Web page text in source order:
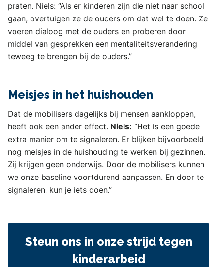
praten. Niels: “Als er kinderen zijn die niet naar school
gaan, overtuigen ze de ouders om dat wel te doen. Ze
voeren dialoog met de ouders en proberen door
middel van gesprekken een mentaliteitsverandering
teweeg te brengen bij de ouders.”
Meisjes in het huishouden
Dat de mobilisers dagelijks bij mensen aankloppen,
heeft ook een ander effect. Niels: “Het is een goede
extra manier om te signaleren. Er blijken bijvoorbeeld
nog meisjes in de huishouding te werken bij gezinnen.
Zij krijgen geen onderwijs. Door de mobilisers kunnen
we onze baseline voortdurend aanpassen. En door te
signaleren, kun je iets doen.”
Steun ons in onze strijd tegen
kinderarbeid